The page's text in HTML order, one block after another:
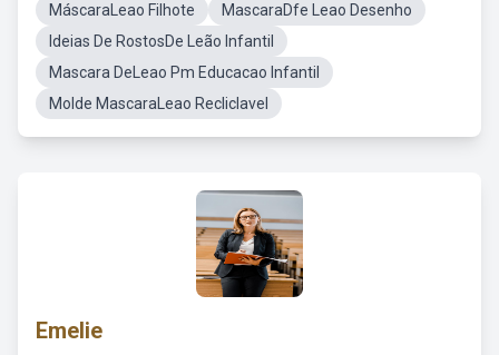
MáscaraLeao Filhote
MascaraDfe Leao Desenho
Ideias De RostosDe Leão Infantil
Mascara DeLeao Pm Educacao Infantil
Molde MascaraLeao Recliclavel
Emelie